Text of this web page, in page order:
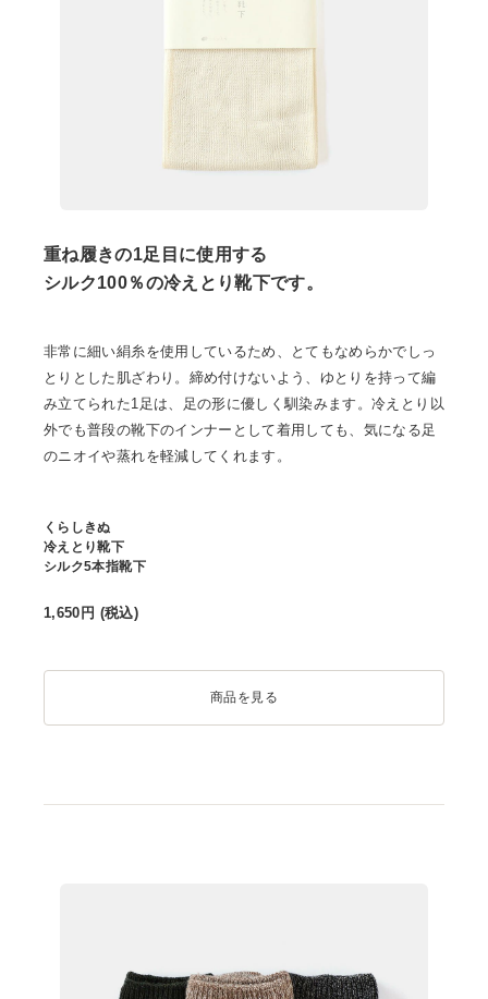
重ね履きの1足目に使用する
シルク100％の冷えとり靴下です。
非常に細い絹糸を使用しているため、とてもなめらかでしっ
とりとした肌ざわり。締め付けないよう、ゆとりを持って編
み立てられた1足は、足の形に優しく馴染みます。冷えとり以
外でも普段の靴下のインナーとして着用しても、気になる足
のニオイや蒸れを軽減してくれます。
くらしきぬ
冷えとり靴下
シルク5本指靴下
1,650 円 (税込)
商品を見る